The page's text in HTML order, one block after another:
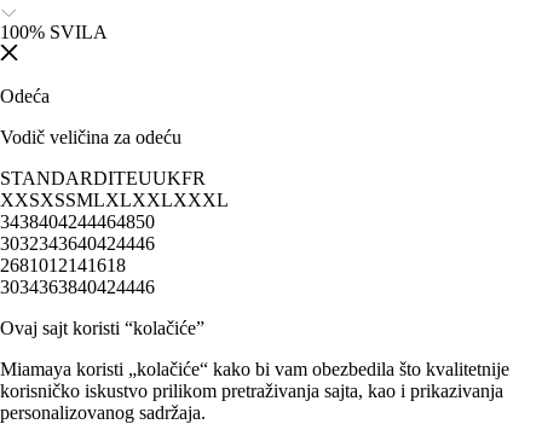
100% SVILA
Odeća
Vodič veličina za odeću
STANDARDITEUUKFR
XXSXSSMLXLXXLXXXL
3438404244464850
3032343640424446
2681012141618
3034363840424446
Ovaj sajt koristi “kolačiće”
Miamaya koristi „kolačiće“ kako bi vam obezbedila što kvalitetnije
korisničko iskustvo prilikom pretraživanja sajta, kao i prikazivanja
personalizovanog sadržaja.